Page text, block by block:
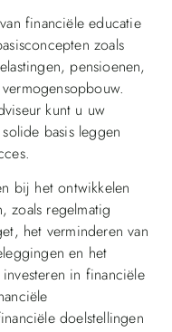
financiële educatie
zoals
pensioenen,
kunt u uw
basis leggen
bij het ontwikkelen
zoals regelmatig
het verminderen van
en het
in financiële
doelstellingen